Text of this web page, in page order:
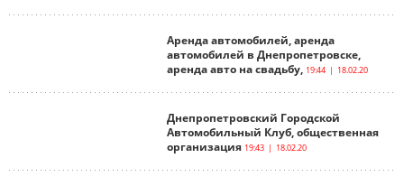
Аренда автомобилей, аренда
автомобилей в Днепропетровске,
аренда авто на свадьбу, 19:44 | 18.02.20
Днепропетровский Городской
Автомобильный Клуб, общественная
организация 19:43 | 18.02.20